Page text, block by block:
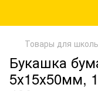
Товары для
Букашка
5х15х50мм,